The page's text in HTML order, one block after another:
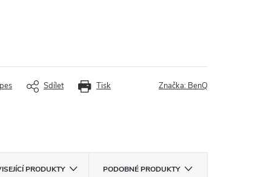
Tisk
Sdílet Značka: BenQ
PRODUKTY PODOBNÉ PRODUKTY